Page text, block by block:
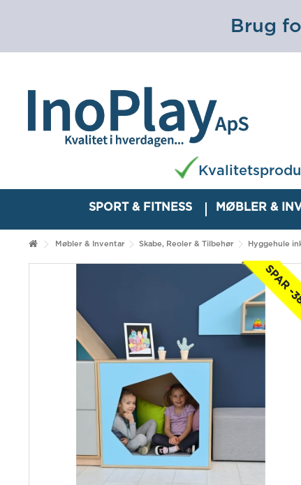
Brug
SPORT & FITNESS MØBLER &
Møbler & Inventar Skabe, Reoler & Tilbehør Hyggehule
SPAR